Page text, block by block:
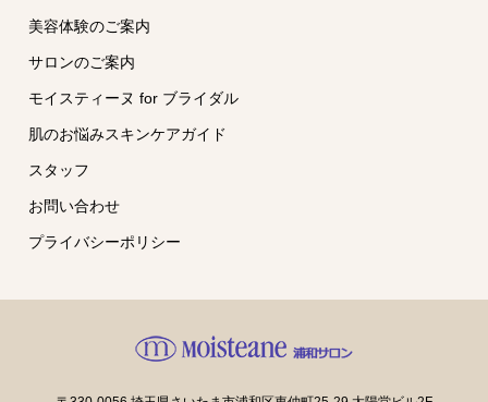
美容体験のご案内
サロンのご案内
モイスティーヌ for ブライダル
肌のお悩みスキンケアガイド
スタッフ
お問い合わせ
プライバシーポリシー